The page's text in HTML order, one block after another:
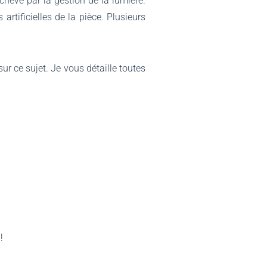
artificielles de la pièce. Plusieurs
ce sujet. Je vous détaille toutes